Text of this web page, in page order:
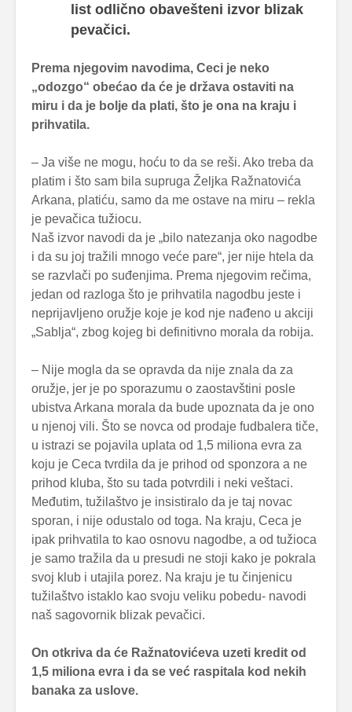
list odlično obavešteni izvor blizak
pevačici.
Prema njegovim navodima, Ceci je neko
„odozgo“ obećao da će je država ostaviti na
miru i da je bolje da plati, što je ona na kraju i
prihvatila.
– Ja više ne mogu, hoću to da se reši. Ako treba da
platim i što sam bila supruga Željka Ražnatovića
Arkana, platiću, samo da me ostave na miru – rekla
je pevačica tužiocu.
Naš izvor navodi da je „bilo natezanja oko nagodbe
i da su joj tražili mnogo veće pare“, jer nije htela da
se razvlači po suđenjima. Prema njegovim rečima,
jedan od razloga što je prihvatila nagodbu jeste i
neprijavljeno oružje koje je kod nje nađeno u akciji
„Sablja“, zbog kojeg bi definitivno morala da robija.
– Nije mogla da se opravda da nije znala da za
oružje, jer je po sporazumu o zaostavštini posle
ubistva Arkana morala da bude upoznata da je ono
u njenoj vili. Što se novca od prodaje fudbalera tiče,
u istrazi se pojavila uplata od 1,5 miliona evra za
koju je Ceca tvrdila da je prihod od sponzora a ne
prihod kluba, što su tada potvrdili i neki veštaci.
Međutim, tužilaštvo je insistiralo da je taj novac
sporan, i nije odustalo od toga. Na kraju, Ceca je
ipak prihvatila to kao osnovu nagodbe, a od tužioca
je samo tražila da u presudi ne stoji kako je pokrala
svoj klub i utajila porez. Na kraju je tu činjenicu
tužilaštvo istaklo kao svoju veliku pobedu- navodi
naš sagovornik blizak pevačici.
On otkriva da će Ražnatovićeva uzeti kredit od
1,5 miliona evra i da se već raspitala kod nekih
banaka za uslove.